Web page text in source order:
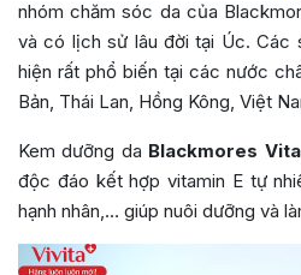
nhóm chăm sóc da của
và có lịch sử lâu đời tại Úc. Các
hiện rất phổ biến tại các nước
Bản, Thái Lan, Hồng Kông, Việt
Kem dưỡng da Blackmores
độc đáo kết hợp vitamin E tự
hạnh nhân,… giúp nuôi dưỡng và